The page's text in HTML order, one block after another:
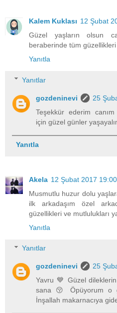
Kalem Kuklası 12 Şubat
Güzel yaşların olsun
beraberinde tüm
Yanıtla
Yanıtlar
gozdeninevi
25
Teşekkür ederim
için güzel günler
Yanıtla
Akela 12 Şubat 2017 19:00
Musmutlu huzur dolu
ilk arkadaşım özel
güzellikleri ve mutlulukları
Yanıtla
Yanıtlar
gozdeninevi
25
Yavru 💙 Güzel
sana 😚 Öpüyorum o
İnşallah makarnacıya